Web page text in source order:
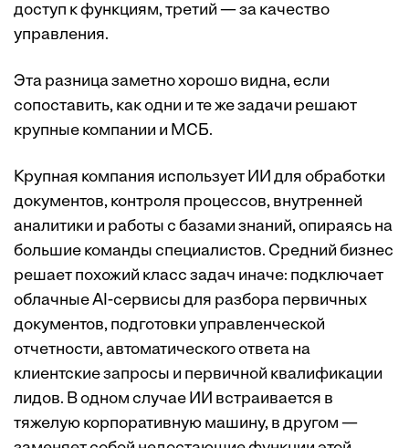
доступ к функциям, третий — за качество
управления.
Эта разница заметно хорошо видна, если
сопоставить, как одни и те же задачи решают
крупные компании и МСБ.
Крупная компания использует ИИ для обработки
документов, контроля процессов, внутренней
аналитики и работы с базами знаний, опираясь на
большие команды специалистов. Средний бизнес
решает похожий класс задач иначе: подключает
облачные AI-сервисы для разбора первичных
документов, подготовки управленческой
отчетности, автоматического ответа на
клиентские запросы и первичной квалификации
лидов. В одном случае ИИ встраивается в
тяжелую корпоративную машину, в другом —